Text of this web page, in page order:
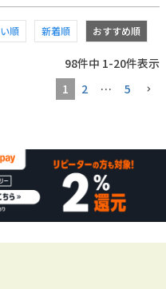
順 新着順 おすすめ順
98件中 1-20件表示
1
2 … 5